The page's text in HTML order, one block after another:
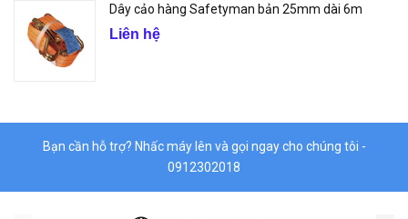
Dây cảo hàng Safetyman bản 25mm dài 6m
Liên hệ
Bạn cần hỗ trợ? Nhấc máy lên và gọi ngay cho chúng tôi -
0912302018